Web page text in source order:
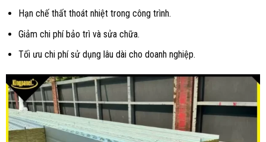
Hạn chế thất thoát nhiệt trong công trình.
Giảm chi phí bảo trì và sửa chữa.
Tối ưu chi phí sử dụng lâu dài cho doanh nghiệp.